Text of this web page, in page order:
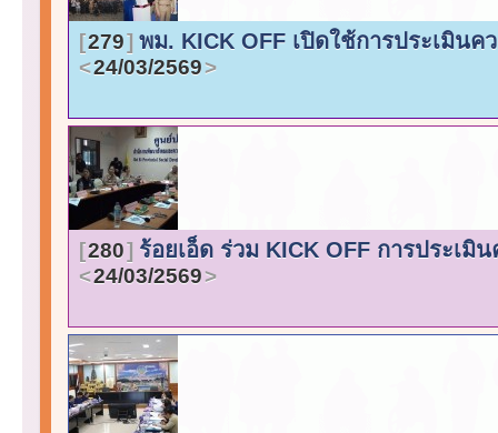
279 พม. KICK OFF เปิดใช้การประเมิน
24/03/2569
280 ร้อยเอ็ด ร่วม KICK OFF การประเ
24/03/2569